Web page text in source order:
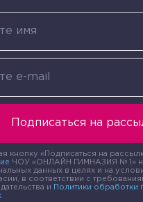
дополнительной
быть украшен
плотной тесьмой,
с общей обложкой.
к корешку
Подписаться на
кнопку «Подписаться на
ЧОУ «ОНЛАЙН ГИМНАЗИЯ № 1»
данных в целях и на
в соответствии с
и
Политики обработки